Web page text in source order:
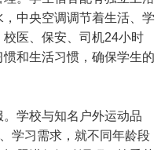
中央空调调节着生活、学
医、保安、司机24小时
和生活习惯，确保学生的
学校与知名户外运动品
学习需求，就不同年龄段